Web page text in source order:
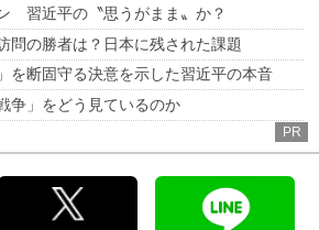
習近平の〝思うがまま〟か？
問の勝者は？日本に残された課題
を断固守る決意を示した習近平の本音
争」をどう見ているのか
PR